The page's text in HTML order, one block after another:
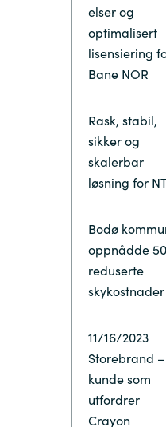
Latvia
Middle
Oman
Portugal
Spain
United
elser og
optimalisert
lisensiering
Bane NOR
Rask, stabil,
sikker og
skalerbar
løsning for
Bodø
oppnådde
reduserte
skykostnader
11/16/2023
Storebrand
kunde som
utfordrer
Crayon